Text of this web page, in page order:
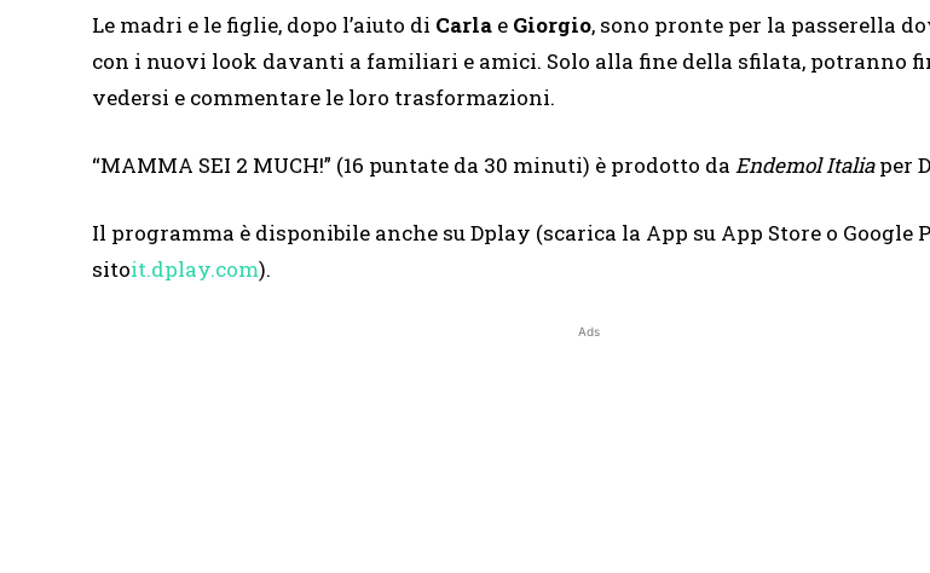
Le madri e le figlie, dopo l’aiuto di Carla e Giorgio, sono pronte per la passerella
con i nuovi look davanti a familiari e amici. Solo alla fine della sfilata, potranno
vedersi e commentare le loro trasformazioni.
“MAMMA SEI 2 MUCH!” (16 puntate da 30 minuti) è prodotto da Endemol Italiaper
Il programma è disponibile anche su Dplay (scarica la App su App Store o Google
sitoit.dplay.com).
Ads